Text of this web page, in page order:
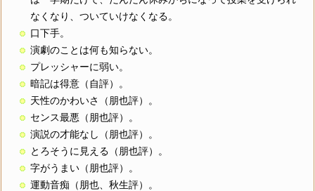
なくなり、ついていけなくなる。
口下手。
演劇のことは何も知らない。
プレッシャーに弱い。
暗記は得意（自評）。
天性のかわいさ（朋也評）。
センス最悪（朋也評）。
演説の才能なし（朋也評）。
とろそうに見える（朋也評）。
字がうまい（朋也評）。
運動音痴（朋也、秋生評）。